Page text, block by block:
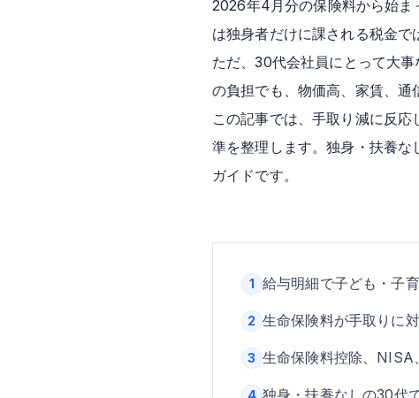
2026年4月分の保険料から始
は独身者だけに課される税金で
ただ、30代会社員にとって大
の負担でも、物価高、家賃、通
この記事では、手取り減に反
準を整理します。独身・扶養
ガイドです。
1 給与明細で子ども・子
2 生命保険料が手取りに
3 生命保険料控除、NISA
4 独身・扶養なしの30代